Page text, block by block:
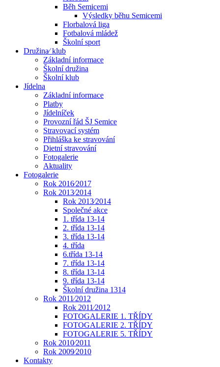
Běh Semicemi
Výsledky běhu Semicemi
Florbalová liga
Fotbalová mládež
Školní sport
Družina⁄ klub
Základní informace
Školní družina
Školní klub
Jídelna
Základní informace
Platby
Jídelníček
Provozní řád ŠJ Semice
Stravovací systém
Přihláška ke stravování
Dietní stravování
Fotogalerie
Aktuality
Fotogalerie
Rok 2016⁄2017
Rok 2013⁄2014
Rok 2013⁄2014
Společné akce
1. třída 13-14
2. třída 13-14
3. třída 13-14
4. třída
6.třída 13-14
7. třída 13-14
8. třída 13-14
9. třída 13-14
Školní družina 1314
Rok 2011⁄2012
Rok 2011⁄2012
FOTOGALERIE 1. TŘÍDY
FOTOGALERIE 2. TŘÍDY
FOTOGALERIE 5. TŘÍDY
Rok 2010⁄2011
Rok 2009⁄2010
Kontakty